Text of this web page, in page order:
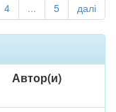
4 ... 5 далі
Автор(и)